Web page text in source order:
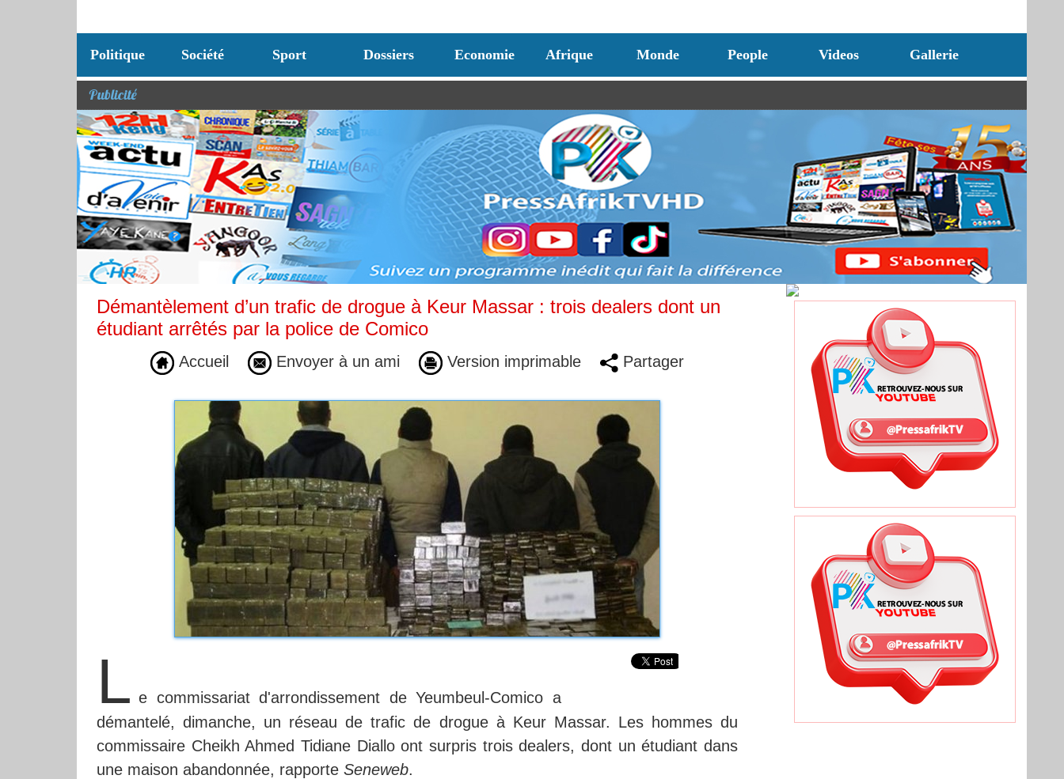
Politique Société Sport Dossiers Economie Afrique Monde People Videos Gallerie
Publicité
Démantèlement d’un trafic de drogue à Keur Massar : trois dealers dont un
étudiant arrêtés par la police de Comico
Accueil Envoyer à un ami Version imprimable Partager
L e commissariat d'arrondissement de Yeumbeul-Comico a
démantelé, dimanche, un réseau de trafic de drogue à Keur Massar. Les hommes du
commissaire Cheikh Ahmed Tidiane Diallo ont surpris trois dealers, dont un étudiant dans
une maison abandonnée, rapporte Seneweb.